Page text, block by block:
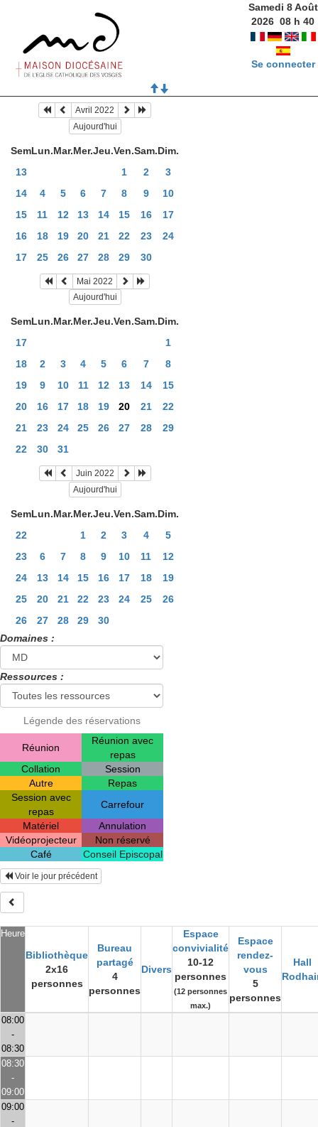
Samedi 8 Août
2026 08 h40
Se connecter
Avril 2022
Aujourd'hui
SemLun.Mar.Mer.Jeu.Ven.Sam.Dim.
13
1 2
3
14
4 5 6 7 8 9
10
15
11 12 13 14 15 16
17
16
18 19 20 21 22 23
24
17
25 26 27 28 29 30
Mai 2022
Aujourd'hui
SemLun.Mar.Mer.Jeu.Ven.Sam.Dim.
17
1
18
2 3 4 5 6 7
8
19
9 10 11 12 13 14
15
20
16 17 18 19 20 21
22
21
23 24 25 26 27 28
29
22
30 31
Juin 2022
Aujourd'hui
SemLun.Mar.Mer.Jeu.Ven.Sam.Dim.
22
1 2 3 4
5
23
6 7 8 9 10 11
12
24
13 14 15 16 17 18
19
25
20 21 22 23 24 25
26
26
27 28 29
30
Domaines :
Ressources :
Légende des réservations
Réunion
Réunion avec
repas
Collation
Session
Autre
Repas
Session avec
repas
Carrefour
Matériel
Annulation
Vidéoprojecteur
Non réservé
Café
Conseil Episcopal
Heure
Bibliothèque
2x16
personnes
Bureau
partagé
4
personnes
Divers
Espace
convivialité
10-12
personnes
(12 personnes
max.)
Espace
rendez-
vous
5
personnes
Hall
Voir le jour précédent
08:00
-
08:30
08:30
-
09:00
09:00
-